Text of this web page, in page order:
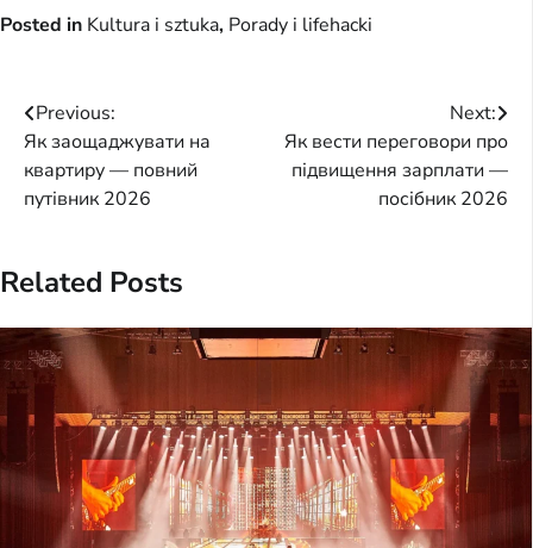
Posted in Kultura i sztuka, Porady i lifehacki
Post
navigation
Previous:
Як заощаджувати на
квартиру — повний
путівник 2026
Next:
Як вести переговори про
підвищення зарплати —
посібник 2026
Related Posts